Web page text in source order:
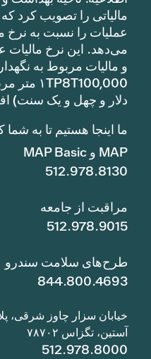
مالیاتی را تصویب کرد
عملیات را نسبت به نرخ
و مالیات مربوط به
دلار و چهل و یک سنت)
ما اینجا هستیم تا به
MAP و MAP Basic
512.978.8130
مراقبت از جامعه
512.978.9015
طرح‌های سلامت سندرو
844.800.4693
خیابان سزار چاوز شرقی، پلاک
آستین، تگزاس ۷۸۷۰۲
512.978.8000